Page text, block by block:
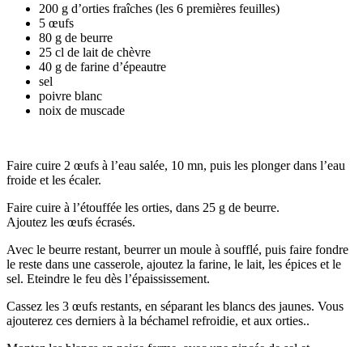
200 g d’orties fraîches (les 6 premières feuilles)
5 œufs
80 g de beurre
25 cl de lait de chèvre
40 g de farine d’épeautre
sel
poivre blanc
noix de muscade
Faire cuire 2 œufs à l’eau salée, 10 mn, puis les plonger dans l’eau
froide et les écaler.
Faire cuire à l’étouffée les orties, dans 25 g de beurre.
Ajoutez les œufs écrasés.
Avec le beurre restant, beurrer un moule à soufflé, puis faire fondre
le reste dans une casserole, ajoutez la farine, le lait, les épices et le
sel. Eteindre le feu dès l’épaississement.
Cassez les 3 œufs restants, en séparant les blancs des jaunes. Vous
ajouterez ces derniers à la béchamel refroidie, et aux orties..